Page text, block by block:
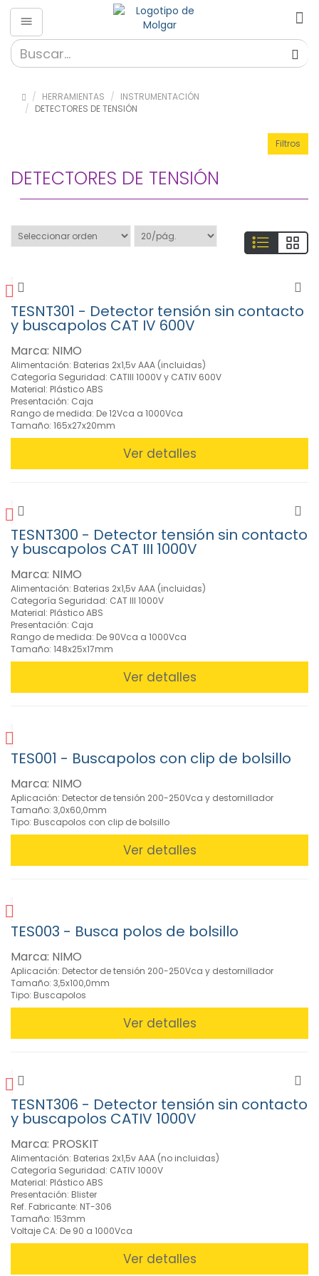
HERRAMIENTAS
INSTRUMENTACIÓN
DETECTORES DE TENSIÓN
Herramientas
»
(56)
Optica
(26)
HAKKO
(650)
(324)
»
Herramientas
1000V (37)
»
Herramientas
Eléctricas
(43)
»
instalaciones
eléctricas
(4)
Detectores
de
Tensión
(9)
Medidores
Medioambientales
(14)
Analógicos
(33)
Amperimétricas
(9)
Puntas
de
(19)
Líneas
Telefónicas
(3)
Tester
para
Telecomunicaciones
(14)
» Juegos de
» Limpieza y
Mantenimiento
(55)
Linternas
(32)
»
Lupas
(22)
»
Soldadura
Filtros
DETECTORES DE TENSIÓN
TESNT301 - Detector tensión sin contacto
y buscapolos CAT IV 600V
Marca: NIMO
Alimentación: Baterias 2x1,5v AAA (incluidas)
Categoría Seguridad: CATIII 1000V y CATIV 600V
Material: Plástico ABS
Presentación: Caja
Rango de medida: De 12Vca a 1000Vca
Tamaño: 165x27x20mm
Ver detalles
TESNT300 - Detector tensión sin contacto
y buscapolos CAT III 1000V
Marca: NIMO
Alimentación: Baterias 2x1,5v AAA (incluidas)
Categoría Seguridad: CAT III 1000V
Material: Plástico ABS
Presentación: Caja
Rango de medida: De 90Vca a 1000Vca
Tamaño: 148x25x17mm
Ver detalles
TES001 - Buscapolos con clip de bolsillo
Marca: NIMO
Aplicación: Detector de tensión 200-250Vca y destornillador
Tamaño: 3,0x60,0mm
Tipo: Buscapolos con clip de bolsillo
Ver detalles
TES003 - Busca polos de bolsillo
Marca: NIMO
Aplicación: Detector de tensión 200-250Vca y destornillador
Tamaño: 3,5x100,0mm
Tipo: Buscapolos
Ver detalles
TESNT306 - Detector tensión sin contacto
y buscapolos CATIV 1000V
Marca: PROSKIT
Alimentación: Baterias 2x1,5v AAA (no incluidas)
Categoría Seguridad: CATIV 1000V
Material: Plástico ABS
Presentación: Blister
Ref. Fabricante: NT-306
Tamaño: 153mm
Voltaje CA: De 90 a 1000Vca
Ver detalles